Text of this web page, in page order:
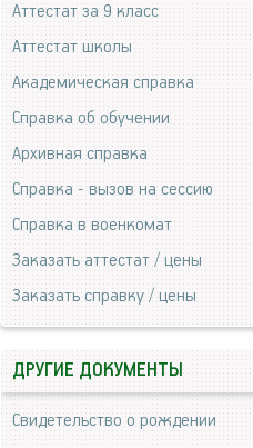
Аттестат за 9 класс
Аттестат школы
Академическая справка
Справка об обучении
Архивная справка
Справка - вызов на сессию
Справка в военкомат
Заказать аттестат / цены
Заказать справку / цены
ДРУГИЕ ДОКУМЕНТЫ
Свидетельство о рождении